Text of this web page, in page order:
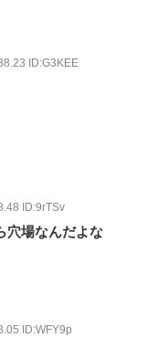
ID:G3KEE
ID:9rTSv
穴場なんだよな
ID:WFY9p